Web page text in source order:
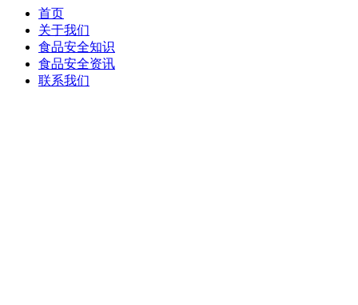
首页
关于我们
食品安全知识
食品安全资讯
联系我们